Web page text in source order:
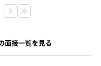
面接一覧を見る